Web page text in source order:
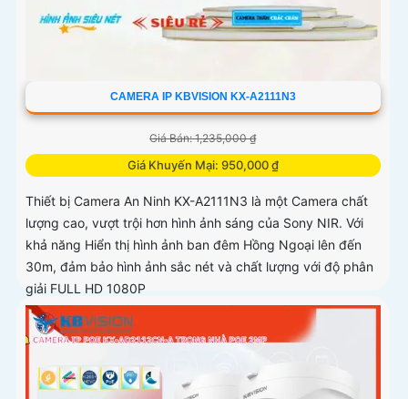
CAMERA IP KBVISION KX-A2111N3
Giá Bán: 1,235,000 ₫
Giá Khuyến Mại: 950,000 ₫
Thiết bị Camera An Ninh KX-A2111N3 là một Camera chất
lượng cao, vượt trội hơn hình ảnh sáng của Sony NIR. Với
khả năng Hiển thị hình ảnh ban đêm Hồng Ngoại lên đến
30m, đảm bảo hình ảnh sắc nét và chất lượng với độ phân
giải FULL HD 1080P